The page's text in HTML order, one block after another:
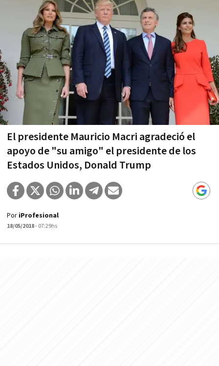
El presidente Mauricio Macri agradeció el
apoyo de "su amigo" el presidente de los
Estados Unidos, Donald Trump
Por iProfesional
18/05/2018- 07:29hs